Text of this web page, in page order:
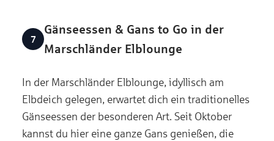
Gänseessen & Gans to Go in der
Marschländer Elblounge
In der Marschländer Elblounge, idyllisch am
Elbdeich gelegen, erwartet dich ein traditionelles
Gänseessen der besonderen Art. Seit Oktober
kannst du hier eine ganze Gans genießen, die